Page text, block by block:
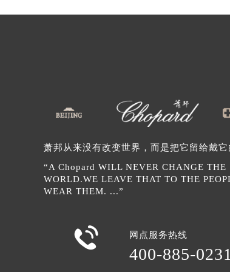
辽宁省营口市站前区市府
辽宁省沈阳市沈河区中街
河北省保定市竞秀区朝阳
内蒙古自治区阿拉善盟市
内蒙古自治区包头市青山
内蒙古自治区赤峰市红山
内蒙古自治区鄂尔多斯市
内蒙古自治区乌海市海勃
内蒙古自治区乌兰察布市
萧邦从来没有改变世界，而是把它留给戴它
“A Chopard WILL NEVER CHANGE THE
WORLD.WE LEAVE THAT TO THE
WEAR THEM. ...”
 网点服务热线
400-885-0231